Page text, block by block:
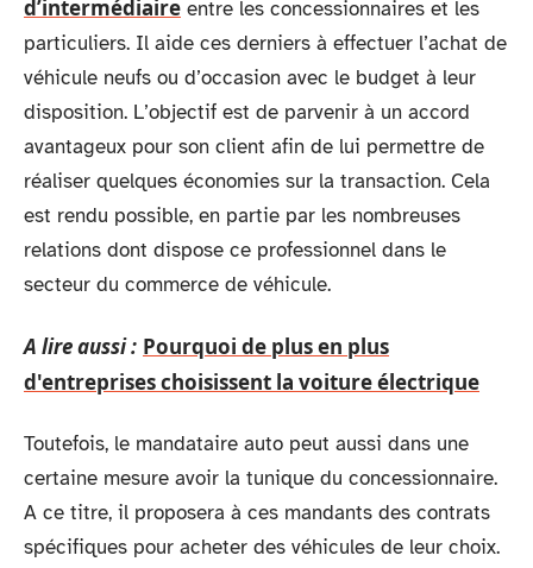
d’intermédiaire entre les concessionnaires et les
particuliers. Il aide ces derniers à effectuer l’achat de
véhicule neufs ou d’occasion avec le budget à leur
disposition. L’objectif est de parvenir à un accord
avantageux pour son client afin de lui permettre de
réaliser quelques économies sur la transaction. Cela
est rendu possible, en partie par les nombreuses
relations dont dispose ce professionnel dans le
secteur du commerce de véhicule.
A lire aussi : Pourquoi de plus en plus
d'entreprises choisissent la voiture électrique
Toutefois, le mandataire auto peut aussi dans une
certaine mesure avoir la tunique du concessionnaire.
A ce titre, il proposera à ces mandants des contrats
spécifiques pour acheter des véhicules de leur choix.